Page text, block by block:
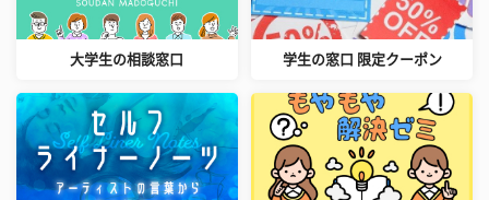
大学生の相談窓口 学生の窓口 限定クーポン